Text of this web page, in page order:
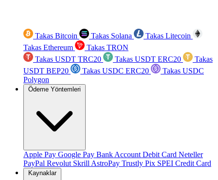
Takas Bitcoin Takas Solana
Takas Litecoin
Takas Ethereum
Takas TRON
Takas USDT TRC20
Takas USDT ERC20
Takas
USDT BEP20
Takas USDC ERC20
Takas USDC
Polygon
Ödeme Yöntemleri
Apple Pay Google Pay Bank Account Debit Card Neteller
PayPal Revolut Skrill AstroPay Trustly Pix SPEI Credit Card
Kaynaklar